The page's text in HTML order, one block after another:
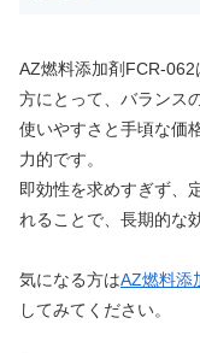
AZ燃料添加剤FCR-
方にとって、バランス
使いやすさと手頃な価
力的です。
即効性を求めすぎず、
れることで、長期的な
気になる方はAZ燃料添
してみてください。